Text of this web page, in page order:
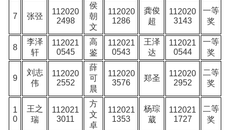
7 张弪
112020
2498
侯
朝
文
112020
1286
龚俊
超
112020
3143
一等
奖
8
李泽
轩
112021
0545
高
鉴
112021
0543
王泽
达
112021
0544
一等
奖
9
刘志
伟
112020
2552
薛
可
晨
112020
3576
郑圣
112020
2952
二等
奖
1
0
王之
瑞
112021
3011
方
文
卓
112021
1353
杨琮
葳
112021
1727
二等
奖